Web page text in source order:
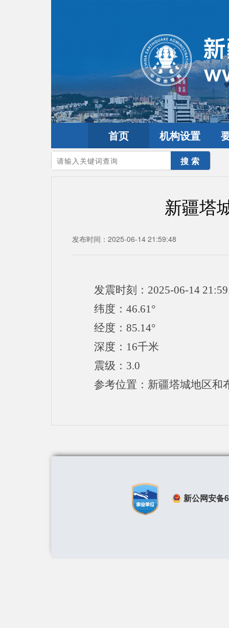
首页 机构设置
您的当前位置：首页>地震频道 新疆震讯
新疆塔
发布时间：2025-06-14 21:59:48
发震时刻：2025-06-14
纬度：46.61°
经度：85.14°
深度：16千米
震级：3.0
参考位置：新疆塔城地区和
新公网安备